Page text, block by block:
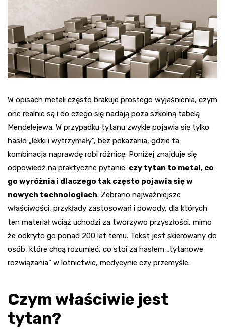
W opisach metali często brakuje prostego wyjaśnienia, czym
one realnie są i do czego się nadają poza szkolną tabelą
Mendelejewa. W przypadku tytanu zwykle pojawia się tylko
hasło „lekki i wytrzymały”, bez pokazania, gdzie ta
kombinacja naprawdę robi różnicę. Poniżej znajduje się
odpowiedź na praktyczne pytanie: czy tytan to metal, co
go wyróżnia i dlaczego tak często pojawia się w
nowych technologiach. Zebrano najważniejsze
właściwości, przykłady zastosowań i powody, dla których
ten materiał wciąż uchodzi za tworzywo przyszłości, mimo
że odkryto go ponad 200 lat temu. Tekst jest skierowany do
osób, które chcą rozumieć, co stoi za hasłem „tytanowe
rozwiązania” w lotnictwie, medycynie czy przemyśle.
Czym właściwie jest
tytan?